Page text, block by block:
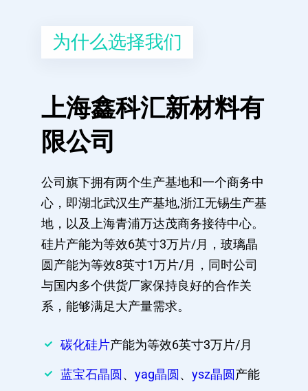
为什么选择我们
上海鑫科汇新材料有
限公司
公司旗下拥有两个生产基地和一个商务中
心，即湖北武汉生产基地,浙江无锡生产基
地，以及上海青浦万达茂商务接待中心。
硅片产能为等效6英寸3万片/月，玻璃晶
圆产能为等效8英寸1万片/月，同时公司
与国内多个供货厂家保持良好的合作关
系，能够满足大产量需求。
碳化硅片产能为等效6英寸3万片/月
蓝宝石晶圆 、 yag晶圆 、 ysz晶圆 产能